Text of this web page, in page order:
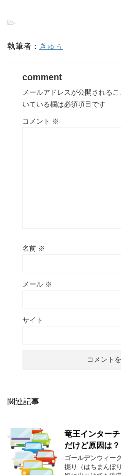
-
執筆者： きゅぅ
comment
メールアドレスが公開されるこ
いている欄は必須項目です
コメント ※
名前 ※
メール ※
サイト
関連記事
竜王インター
だけど原因は？
ゴールデンウィー
掘り（はちまんぼ